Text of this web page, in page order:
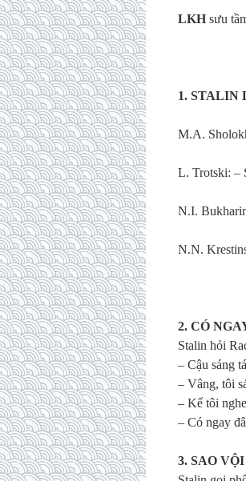
LKH sưu
1. STALIN
M.A.
L. Trotski: –
N.I.
N.N.
2. CÓ
Stalin hỏi
– Cậu sáng
– Vâng, tôi
– Kể tôi
– Có ngay
3. SAO